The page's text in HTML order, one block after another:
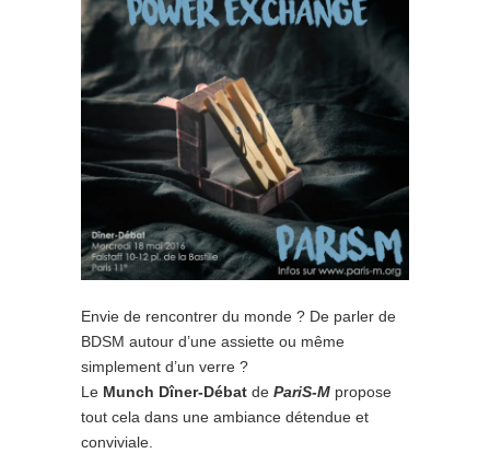
Envie de rencontrer du monde ? De parler de
BDSM autour d’une assiette ou même
simplement d’un verre ?
Le Munch Dîner-Débat de PariS-M propose
tout cela dans une ambiance détendue et
conviviale.